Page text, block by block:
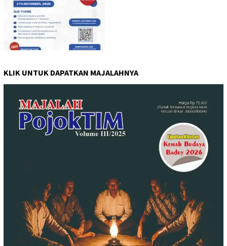
KLIK UNTUK DAPATKAN MAJALAHNYA